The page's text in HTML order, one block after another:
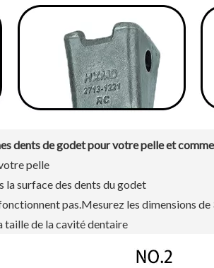
dents de godet pour votre pelle et
pelle
la surface des dents du godet
pas.Mesurez les dimensions
taille de la cavité dentaire